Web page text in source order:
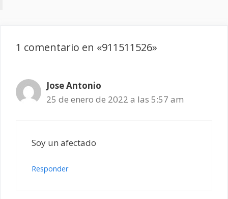
1 comentario en «911511526»
Jose Antonio
25 de enero de 2022 a las 5:57 am
Soy un afectado
Responder